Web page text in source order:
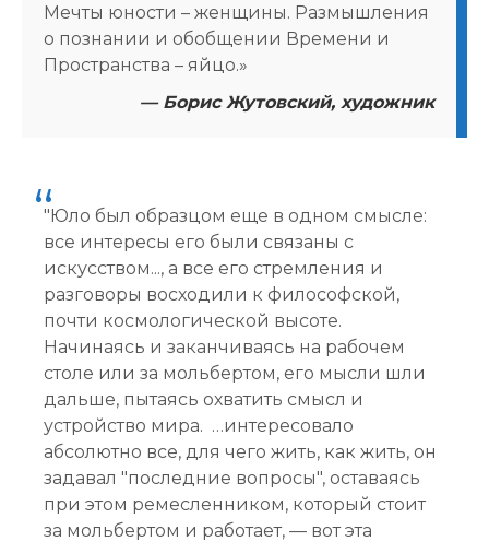
Мечты юности – женщины. Размышления
о познании и обобщении Времени и
Пространства – яйцо.»
— Борис Жутовский, художник
"Юло был образцом еще в одном смысле:
все интересы его были связаны с
искусством..., а все его стремления и
разговоры восходили к философской,
почти космологической высоте.
Начинаясь и заканчиваясь на рабочем
столе или за мольбертом, его мысли шли
дальше, пытаясь охватить смысл и
устройство мира. …интересовало
абсолютно все, для чего жить, как жить, он
задавал "последние вопросы", оставаясь
при этом ремесленником, который стоит
за мольбертом и работает, — вот эта